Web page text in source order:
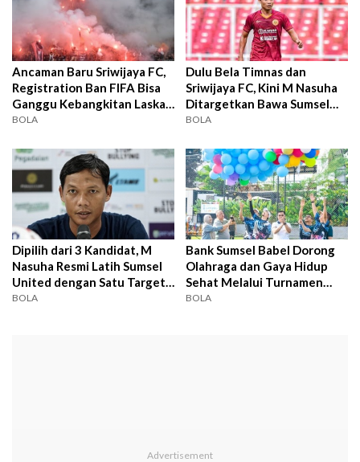
Ancaman Baru Sriwijaya FC,
Registration Ban FIFA Bisa
Ganggu Kebangkitan Laskar
Wong Kito
BOLA
Dulu Bela Timnas dan
Sriwijaya FC, Kini M Nasuha
Ditargetkan Bawa Sumsel
United ke Liga 1
BOLA
Dipilih dari 3 Kandidat, M
Nasuha Resmi Latih Sumsel
United dengan Satu Target
Besar
BOLA
Bank Sumsel Babel Dorong
Olahraga dan Gaya Hidup
Sehat Melalui Turnamen
Minisoccer Palembang
BOLA